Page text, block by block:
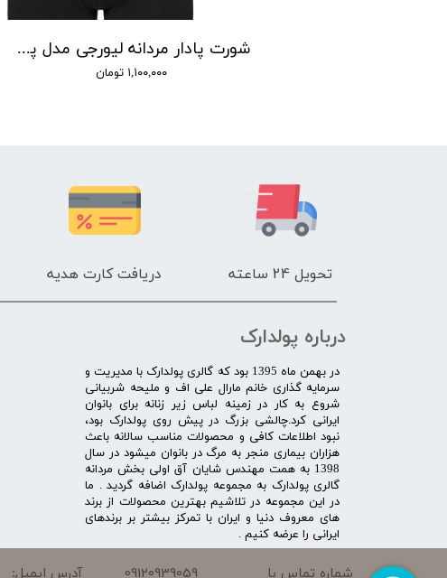
شورت پادار مردانه لیورجی مدل پلاس کد Li مجموعه 3 عددی
۱,۱۰۰,۰۰۰ تومان
تحویل 24 ساعته دریافت کارت هدیه
درباره پولدارک
در بهمن ماه 1395 بود که گالری پولدارک با مدیریت و
سرمایه گذاری خانم مارال علی اف و ملیحه شربیانی
شروع به کار در زمینه لباس زیر زنانه برای بانوان
ایرانی کرد.چالشی بزرگ در پیش روی پولدارک بود،
نبود اطلاعات کافی و محصولات مناسب سالانه باعث
هزاران بیماری منجر به مرگ در بانوان میشود در سال
1398 به همت مهندس شایان آق اولی بخش مردانه
گالری پولدارک به مجموعه پولدارک اضافه گردید . ما
در این مجموعه در تلاشیم بهترین محصولات از برند
های معروف دنیا و ایران با تمرکز بیشتر بر برندهای
ایرانی را عرضه کنیم .​​​​​​​
شماره تماس با 09120939059 آدرس ایمیل: